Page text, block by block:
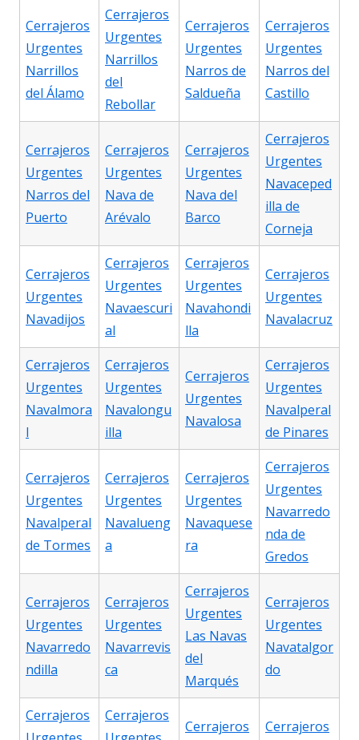
Cerrajeros
Urgentes
Narrillos
del Álamo
Cerrajeros
Urgentes
Narrillos
del
Rebollar
Cerrajeros
Urgentes
Narros de
Saldueña
Cerrajeros
Urgentes
Narros del
Castillo
Cerrajeros
Urgentes
Narros del
Puerto
Cerrajeros
Urgentes
Nava de
Arévalo
Cerrajeros
Urgentes
Nava del
Barco
Cerrajeros
Urgentes
Navaceped
illa de
Corneja
Cerrajeros
Urgentes
Navadijos
Cerrajeros
Urgentes
Navaescuri
al
Cerrajeros
Urgentes
Navahondi
lla
Cerrajeros
Urgentes
Navalacruz
Cerrajeros
Urgentes
Navalmora
l
Cerrajeros
Urgentes
Navalongu
illa
Cerrajeros
Urgentes
Navalosa
Cerrajeros
Urgentes
Navalperal
de Pinares
Cerrajeros
Urgentes
Navalperal
de Tormes
Cerrajeros
Urgentes
Navalueng
a
Cerrajeros
Urgentes
Navaquese
ra
Cerrajeros
Urgentes
Navarredo
nda de
Gredos
Cerrajeros
Urgentes
Navarredo
ndilla
Cerrajeros
Urgentes
Navarrevis
ca
Cerrajeros
Urgentes
Las Navas
del
Marqués
Cerrajeros
Urgentes
Navatalgor
do
Cerrajeros
Cerrajeros
Cerrajeros Cerrajeros